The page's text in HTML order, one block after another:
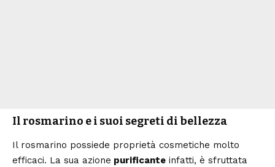
Il rosmarino e i suoi segreti di bellezza
Il rosmarino possiede proprietà cosmetiche molto
efficaci. La sua azione purificante infatti, è sfruttata